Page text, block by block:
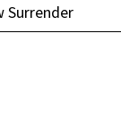
Surrender